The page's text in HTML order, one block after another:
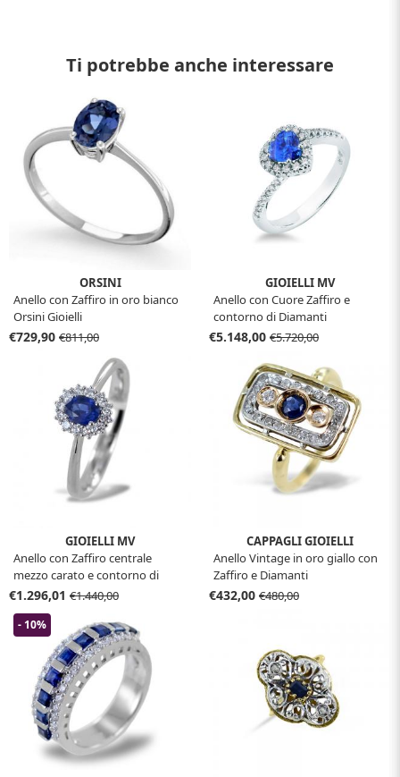
Ti potrebbe anche interessare
ORSINI
Anello con Zaffiro in oro bianco
Orsini Gioielli
€729,90 €811,00
GIOIELLI MV
Anello con Cuore Zaffiro e
contorno di Diamanti
€5.148,00 €5.720,00
GIOIELLI MV
Anello con Zaffiro centrale
mezzo carato e contorno di
diamanti
€1.296,01 €1.440,00
CAPPAGLI GIOIELLI
Anello Vintage in oro giallo con
Zaffiro e Diamanti
€432,00 €480,00
- 10%